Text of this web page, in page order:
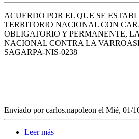
ACUERDO POR EL QUE SE
TERRITORIO NACIONAL CON
OBLIGATORIO Y PERMANENTE,
NACIONAL CONTRA LA
SAGARPA-NIS-0238
Enviado porcarlos.napoleon el Mié, 01/
Leer más